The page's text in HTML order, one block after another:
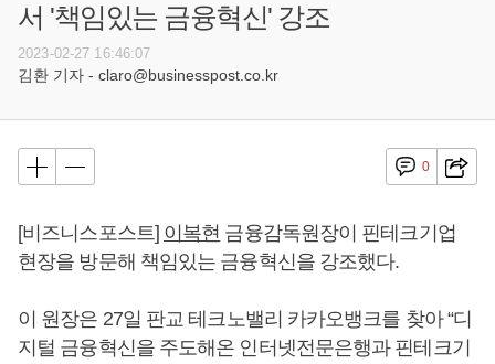
서 '책임있는 금융혁신' 강조
2023-02-27 16:46:07
김환 기자 - claro@businesspost.co.kr
0
[비즈니스포스트] 이복현 금융감독원장이 핀테크기업
현장을 방문해 책임있는 금융혁신을 강조했다.
이 원장은 27일 판교 테크노밸리 카카오뱅크를 찾아 “디
지털 금융혁신을 주도해온 인터넷전문은행과 핀테크기